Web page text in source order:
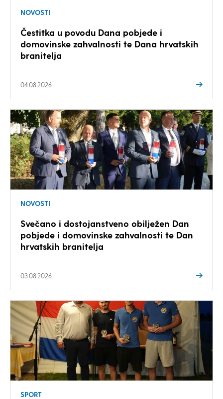
NOVOSTI
Čestitka u povodu Dana pobjede i
domovinske zahvalnosti te Dana hrvatskih
branitelja
04.08.2026.
NOVOSTI
Svečano i dostojanstveno obilježen Dan
pobjede i domovinske zahvalnosti te Dan
hrvatskih branitelja
03.08.2026.
SPORT